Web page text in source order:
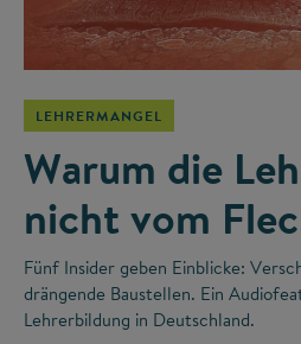
LEHRERMANGEL
Warum die
nicht vom
Fünf Insider geben Einblicke:
drängende Baustellen. Ein
Lehrerbildung in Deutschland.